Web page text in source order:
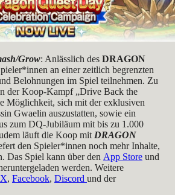
Grow: Anlässlich des DRAGON
an einer zeitlich begrenzten
Belohnungen im Spiel teilnehmen. Zu
der Koop-Kampf „Drive Back the
Möglichkeit, sich mit der exklusiven
Gwaelin auszustatten, sowie ein
zum DQ-Jubiläum mit bis zu 1.000
läuft die Koop mit DRAGON
den Spieler*innen noch mehr Inhalte,
Das Spiel kann über den App Store und
werden. Weitere
X, Facebook, Discord und der